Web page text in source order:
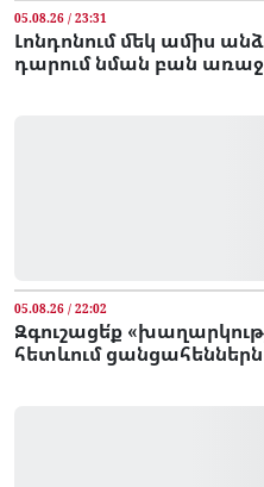
05.08.26 / 23:31
Լոնդոնում մեկ ամիս
դարում նման բան
05.08.26 / 22:02
Զգուշացե՛ք
հետևում ցանցահեններն